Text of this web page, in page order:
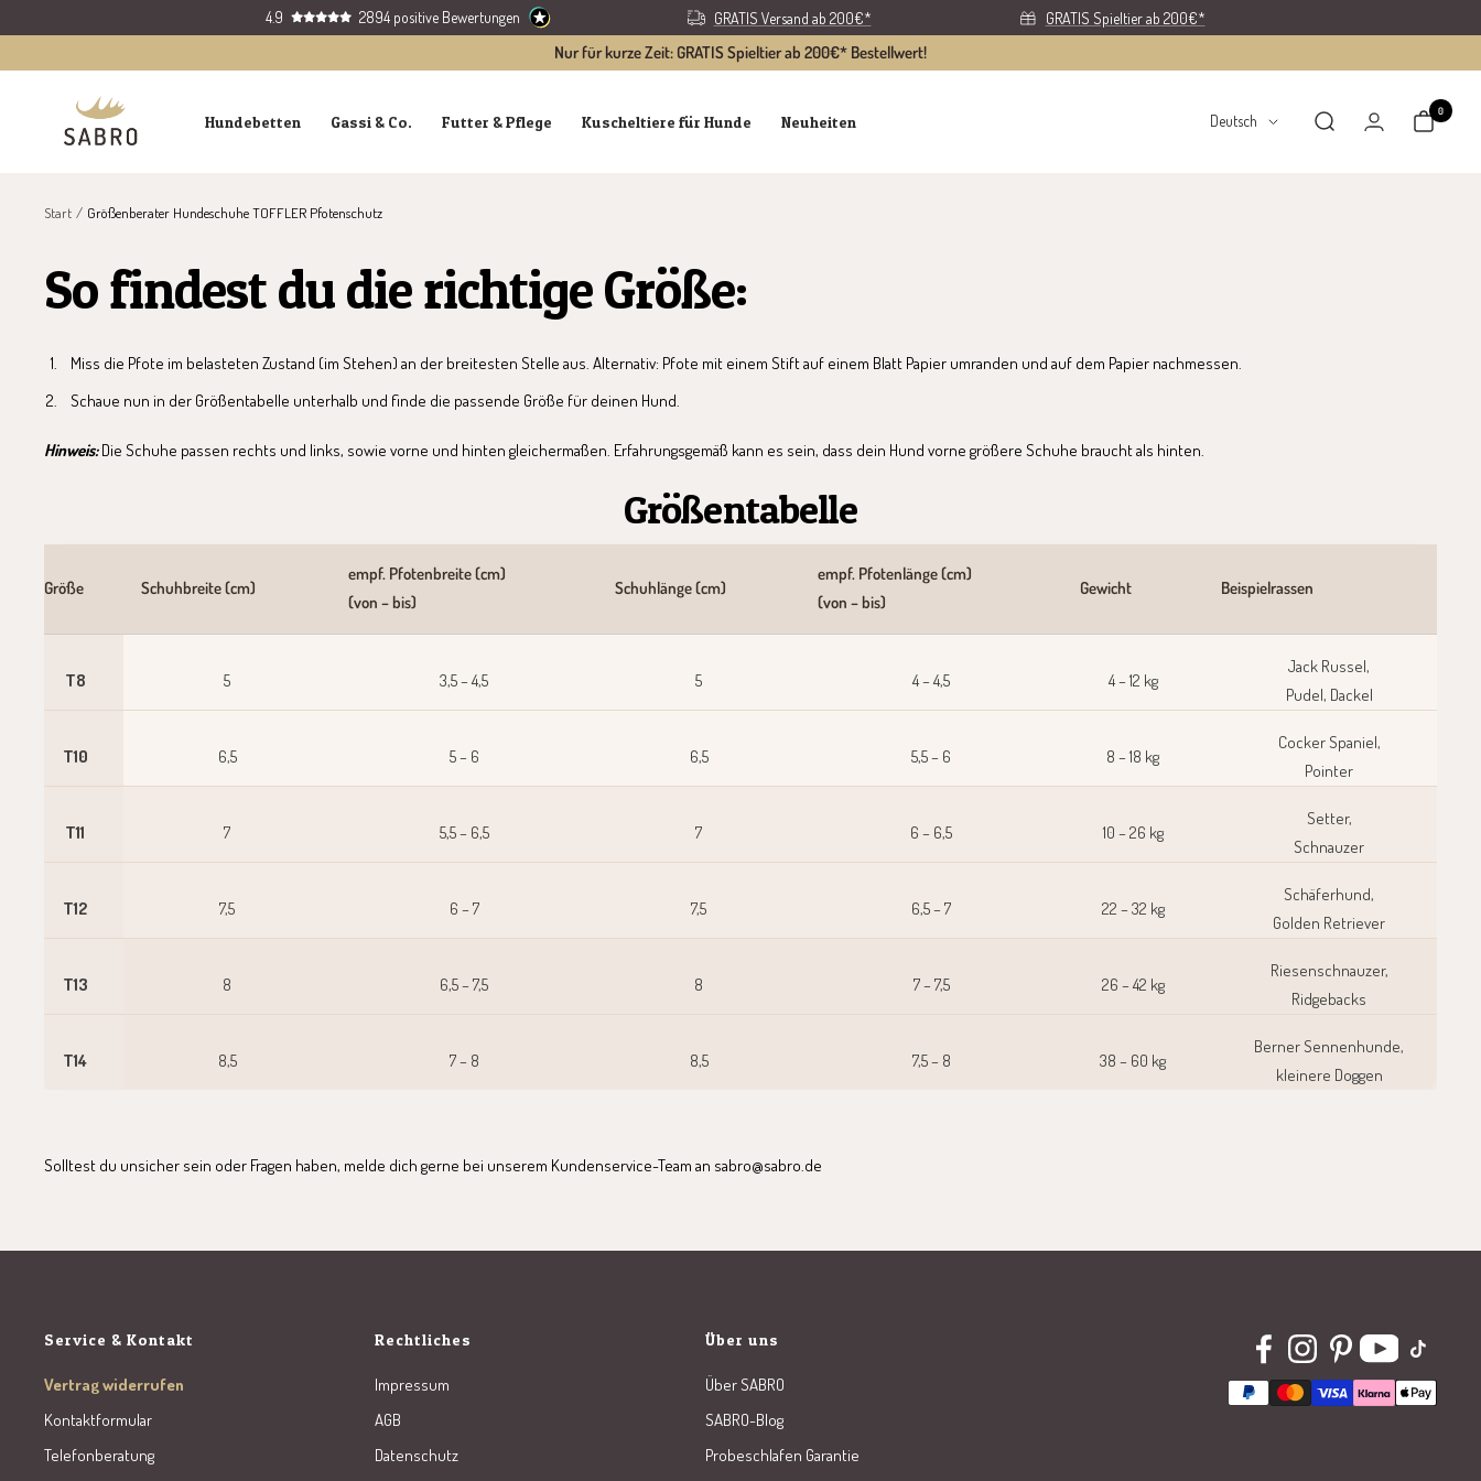
zum
Inhalt
4.9 2894 positive Bewertungen GRATIS Versand ab 200€* GRATIS Spieltier ab 200€*
Nur für kurze Zeit: GRATIS Spieltier ab 200€* Bestellwert!
Hundebetten Gassi & Co. Futter & Pflege Kuscheltiere für Hunde Neuheiten
SABRO
GmbH
Sprache
Deutsch
0
Start Größenberater Hundeschuhe TOFFLER Pfotenschutz
So findest du die richtige Größe:
Miss die Pfote im belasteten Zustand (im Stehen) an der breitesten Stelle aus. Alternativ: Pfote mit einem Stift auf einem Blatt Papier umranden und auf dem Papier nachmessen.
Schaue nun in der Größentabelle unterhalb und finde die passende Größe für deinen Hund.
Hinweis:Die Schuhe passen rechts und links, sowie vorne und hinten gleichermaßen. Erfahrungsgemäß kann es sein, dass dein Hund vorne größere Schuhe braucht als hinten.
Größentabelle
Größe Schuhbreite (cm)
empf. Pfotenbreite (cm)
(von – bis)
Schuhlänge (cm)
empf. Pfotenlänge (cm)
(von – bis)
Gewicht Beispielrassen
T8 5 3,5 – 4,5 5 4 – 4,5 4 – 12 kg
Jack Russel,
Pudel, Dackel
T10 6,5 5 – 6 6,5 5,5 – 6 8 – 18 kg
Cocker Spaniel,
Pointer
T11 7 5,5 – 6,5 7 6 – 6,5 10 – 26 kg
Setter,
Schnauzer
T12 7,5 6 – 7 7,5 6,5 – 7 22 – 32 kg
Schäferhund,
Golden Retriever
T13 8 6,5 – 7,5 8 7 – 7,5 26 – 42 kg
Riesenschnauzer,
Ridgebacks
T14 8,5 7 – 8 8,5 7,5 – 8 38 – 60 kg
Berner Sennenhunde,
kleinere Doggen
Solltest du unsicher sein oder Fragen haben, melde dich gerne bei unserem Kundenservice-Team an sabro@sabro.de
Service & Kontakt
Vertrag widerrufen
Kontaktformular
Telefonberatung
Rechtliches
Impressum
AGB
Datenschutz
Über uns
Über SABRO
SABRO-Blog
Probeschlafen Garantie